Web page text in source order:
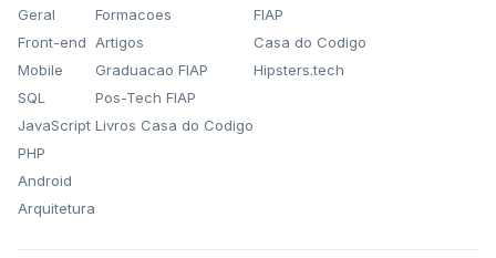
Geral
Front-end
Mobile
SQL
JavaScript
PHP
Android
Arquitetura
Formacoes
Artigos
Graduacao FIAP
Pos-Tech FIAP
Livros Casa do Codigo
FIAP
Casa do Codigo
Hipsters.tech